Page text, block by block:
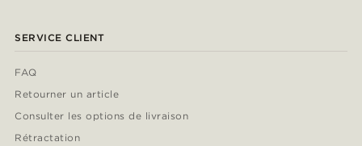
SERVICE CLIENT
FAQ
Retourner un article
Consulter les options de livraison
Rétractation